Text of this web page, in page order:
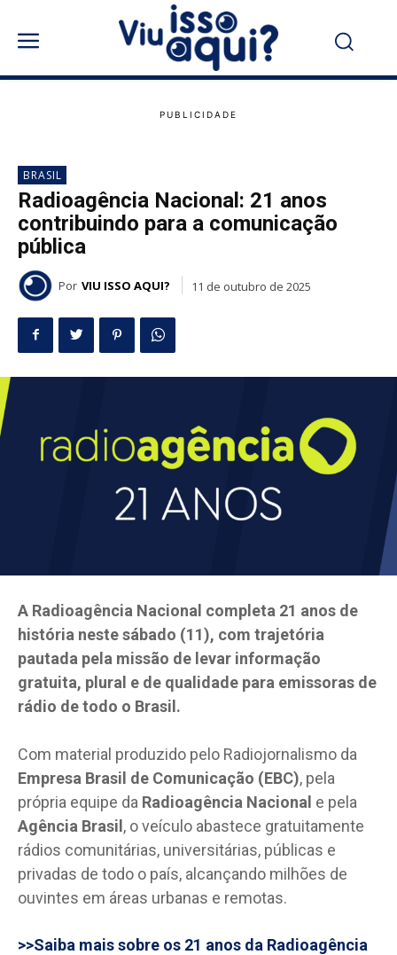
BRASIL
Radioagência Nacional: 21 anos
contribuindo para a comunicação
pública
Por VIU ISSO AQUI? 11 de outubro de 2025
A Radioagência Nacional completa 21 anos de
história neste sábado (11), com trajetória
pautada pela missão de levar informação
gratuita, plural e de qualidade para emissoras de
rádio de todo o Brasil.
Com material produzido pelo Radiojornalismo da
Empresa Brasil de Comunicação (EBC), pela
própria equipe da Radioagência Nacional e pela
Agência Brasil , o veículo abastece gratuitamente
rádios comunitárias, universitárias, públicas e
privadas de todo o país, alcançando milhões de
ouvintes em áreas urbanas e remotas.
>>Saiba mais sobre os 21 anos da Radioagência